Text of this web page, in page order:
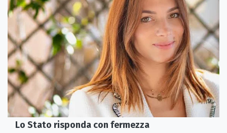
Lo Stato risponda con fermezza